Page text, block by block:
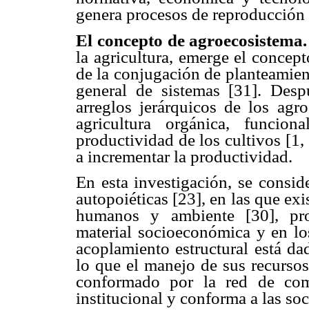
genera procesos de
El concepto de
la agricultura, emerge el
de la conjugación de
general de sistemas [31].
arreglos jerárquicos de los
agricultura orgánica,
productividad de los cultivos
a incrementar la productividad.
En esta investigación, se
autopoiéticas [23], en las que
humanos y ambiente [30],
material socioeconómica y en
acoplamiento estructural está
lo que el manejo de sus
conformado por la red de
institucional y conforma a las